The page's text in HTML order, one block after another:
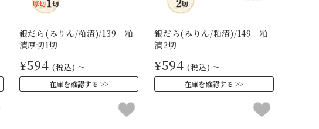
銀だら(みりん/粕漬)/139 粕
漬厚切1切
¥594 (税込) ～
在庫を確認する
銀だら(みりん/粕漬)/149 粕
漬2切
¥594 (税込) ～
在庫を確認する